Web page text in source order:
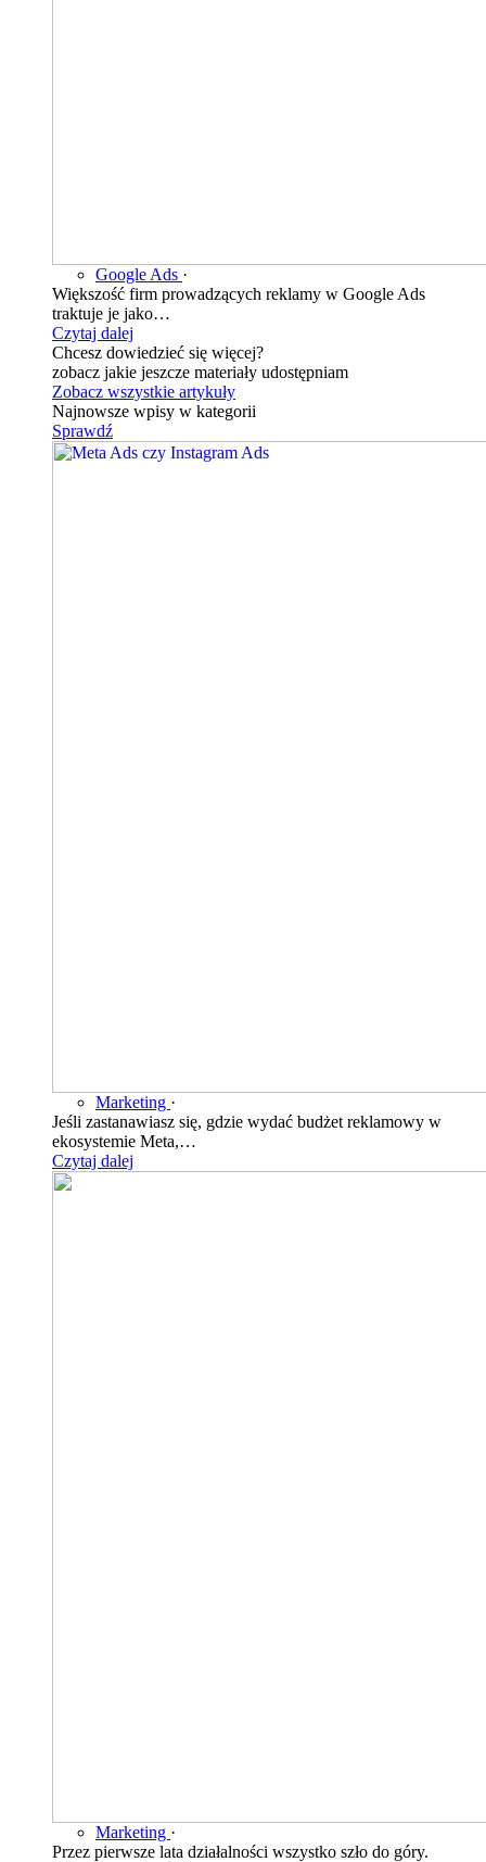
Google Ads ·
Większość firm prowadzących reklamy w Google Ads
traktuje je jako…
Czytaj dalej
Chcesz dowiedzieć się więcej?
zobacz jakie jeszcze materiały udostępniam
Zobacz wszystkie artykuły
Najnowsze wpisy w kategorii
Sprawdź
Marketing ·
Jeśli zastanawiasz się, gdzie wydać budżet reklamowy w
ekosystemie Meta,…
Czytaj dalej
Marketing ·
Przez pierwsze lata działalności wszystko szło do góry.